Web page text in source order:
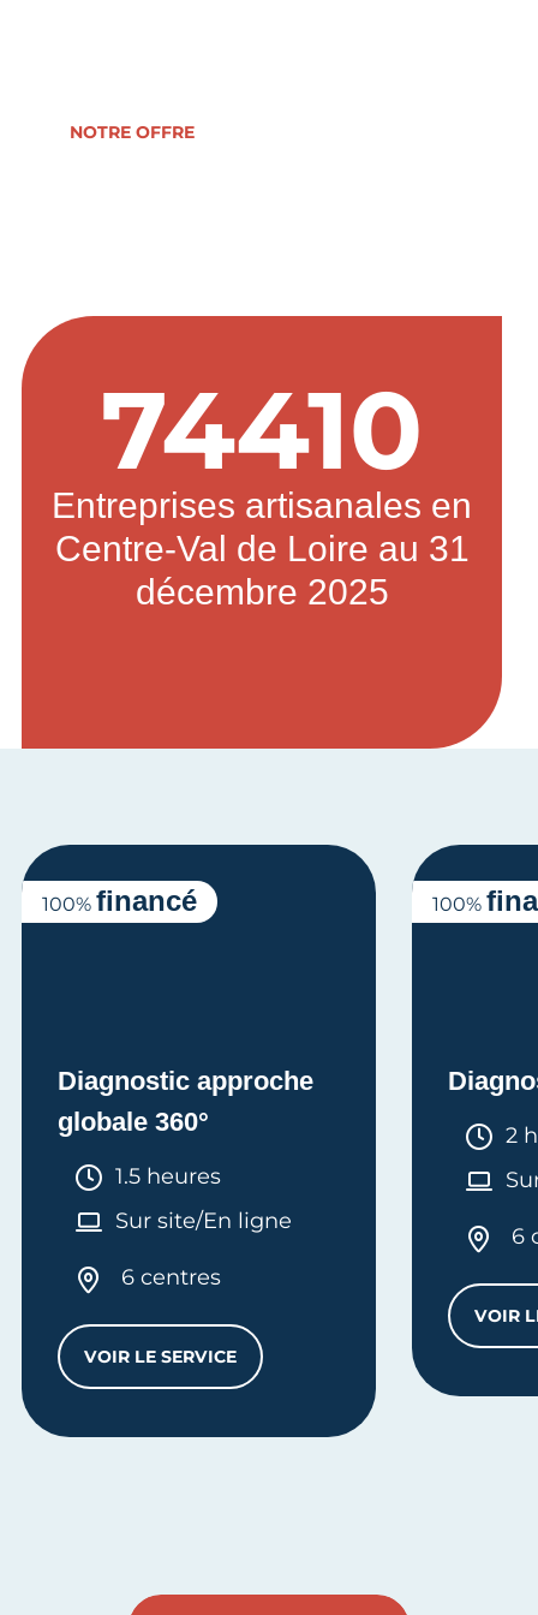
NOTRE OFFRE
74410
Entreprises artisanales en
Centre-Val de Loire au 31
décembre 2025
Diagnostic approche
globale 360°
Durée :
1.5 heures
Sur site/En ligne
6 centres
VOIR LE SERVICEDIAGNOSTIC APPROCHE GLOBALE 360°
100% financé
2
6
VOIR
100%